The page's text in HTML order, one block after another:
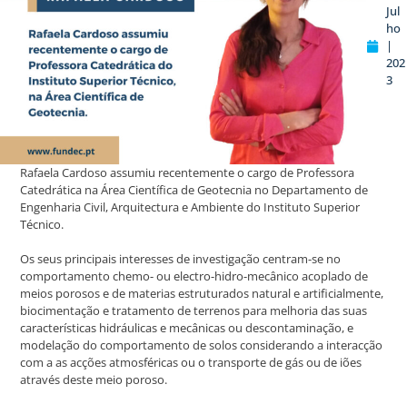
Jul
ho
|
202
3
Rafaela Cardoso assumiu recentemente o cargo de Professora
Catedrática na Área Científica de Geotecnia no Departamento de
Engenharia Civil, Arquitectura e Ambiente do Instituto Superior
Técnico.
Os seus principais interesses de investigação centram-se no
comportamento chemo- ou electro-hidro-mecânico acoplado de
meios porosos e de materias estruturados natural e artificialmente,
biocimentação e tratamento de terrenos para melhoria das suas
características hidráulicas e mecânicas ou descontaminação, e
modelação do comportamento de solos considerando a interacção
com a as acções atmosféricas ou o transporte de gás ou de iões
através deste meio poroso.